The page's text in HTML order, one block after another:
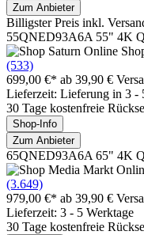
Zum Anbieter
Billigster Preis inkl.
55QNED93A6A 55" 4K
(533)
699,00 €* ab 39,90 €
Lieferzeit: Lieferung in 3 -
30 Tage kostenfreie
Shop-Info
Zum Anbieter
65QNED93A6A 65" 4K
(3.649)
979,00 €* ab 39,90 €
Lieferzeit: 3 - 5 Werktage
30 Tage kostenfreie